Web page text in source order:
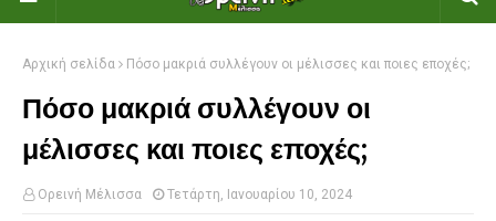
Αρχική σελίδα Πόσο μακριά συλλέγουν οι μέλισσες και ποιες εποχές;
Πόσο μακριά συλλέγουν οι
μέλισσες και ποιες εποχές;
Ορεινή Μέλισσα Τετάρτη, Ιανουαρίου 10, 2024